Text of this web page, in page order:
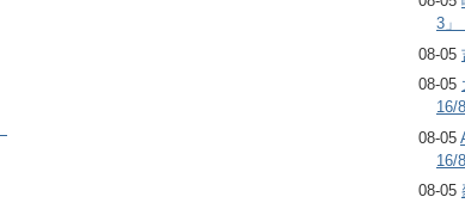
3」
08-05
08-05
16/8
08-05
16/8
08-05